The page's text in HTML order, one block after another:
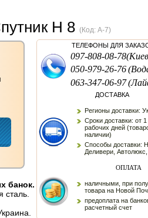
Н 8(Код:A-7)
банок.
ТЕЛЕФОНЫ ДЛЯ
097-808-08-78
050-979-26-76
063-347-06-97
ДОСТАВКА
Регионы доставки:
Сроки доставки: от
рабочих дней
наличии)
Способы доставки:
Деливери,
ОПЛАТА
наличными, при
товара на Новой
предоплата на
расчетный счет